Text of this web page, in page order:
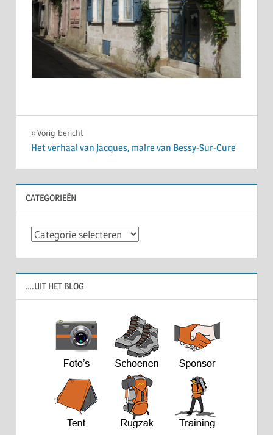
Bericht
Vorig bericht
Het verhaal van Jacques, maire van Bessy-Sur-Cure
CATEGORIEËN
Categorieën
….UIT HET BLOG